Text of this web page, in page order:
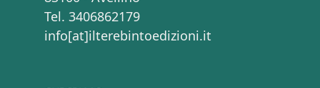
Tel. 3406862179
info[at]ilterebintoedizioni.it